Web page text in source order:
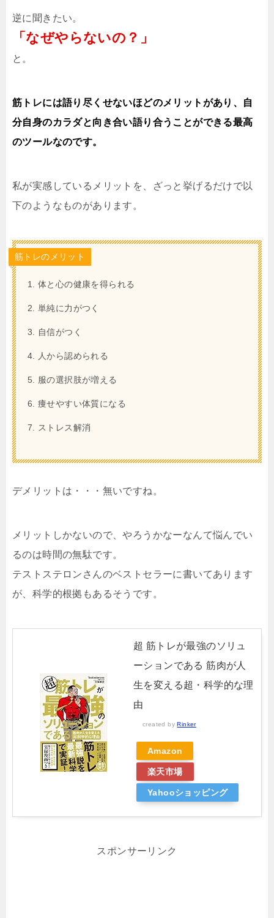
逆に聞きたい。
「なぜやらないの？」
と。
筋トレには語り尽くせないほどのメリットがあり、自
分自身のカラダと向き合い語り合うことができる最高
のツールなのです。
私が実感しているメリットを、ざっと挙げるだけで以
下のようなものがあります。
筋トレのメリット
体と心の健康を得られる
単純に力がつく
自信がつく
人から認められる
服の選択肢が増える
痩せやすい体質になる
ストレス解消
デメリットは・・・無いですね。
メリットしかないので、やろうかなーなんて悩んでい
るのは時間の無駄です。
テストステロンさんのベストセラーに書いてあります
が、科学的根拠もあるそうです。
超 筋トレが最強のソリュ
ーションである 筋肉が人
生を変える超・科学的な理
由
created byRinker
Amazon
楽天市場
Yahooショッピング
スポンサーリンク